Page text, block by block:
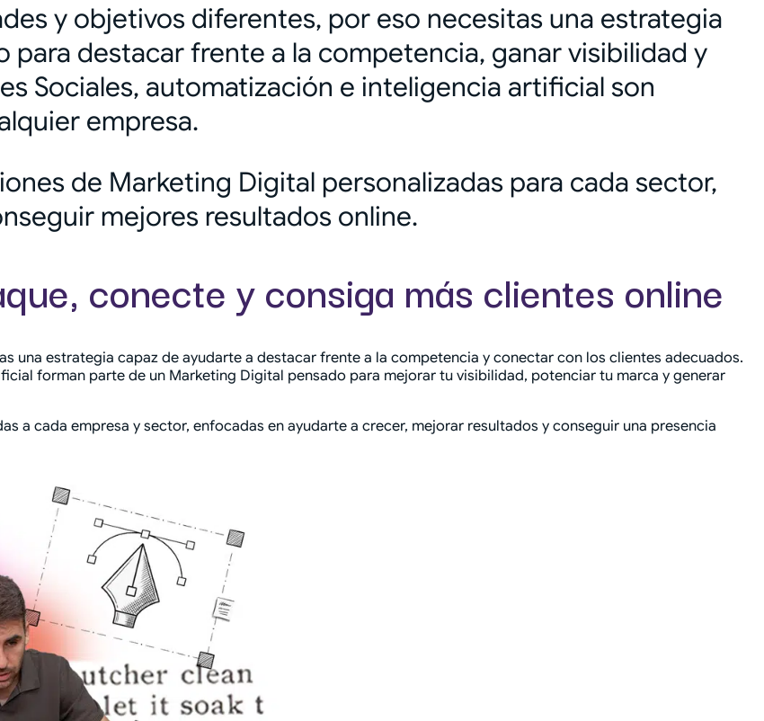
y objetivos diferentes, por eso necesitas una estrategia
destacar frente a la competencia, ganar visibilidad y
Sociales, automatización e inteligencia artificial son
empresa.
de Marketing Digital personalizadas para cada sector,
mejores resultados online.
conecte y consiga más clientes online
una estrategia capaz de ayudarte a destacar frente a la competencia y conectar con los clientes adecuados.
forman parte de un Marketing Digital pensado para mejorar tu visibilidad, potenciar tu marca y generar
a cada empresa y sector, enfocadas en ayudarte a crecer, mejorar resultados y conseguir una presencia